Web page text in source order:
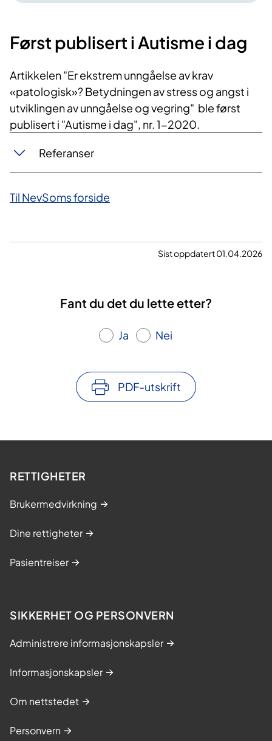
Først publis​​​​​ert i Autisme i dag
Artikkelen "Er ekstrem unngåelse av krav
«patologisk»? Betydningen av stress og angst i
utviklingen av unngåelse og vegring" ble først
publisert i "Autisme i dag", nr.​​ 1-2020.
Referanser
Til NevSoms forside
Sist oppdatert 01.04.2026
Fant du det du lette etter?
Ja Nei
PDF-utskrift
RETTIGHETER
Brukermedvirkning
Dine rettigheter
Pasientreiser
SIKKERHET OG PERSONVERN
Administrere informasjonskapsler
Informasjonskapsler
Om nettstedet
Personvern